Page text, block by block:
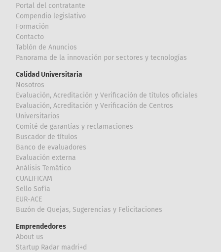
Portal del contratante
Compendio legislativo
Formación
Contacto
Tablón de Anuncios
Panorama de la innovación por sectores y tecnologías
Calidad Universitaria
Nosotros
Evaluación, Acreditación y Verificación de títulos oficiales
Evaluación, Acreditación y Verificación de Centros
Universitarios
Comité de garantías y reclamaciones
Buscador de títulos
Banco de evaluadores
Evaluación externa
Análisis Temático
CUALIFICAM
Sello Sofía
EUR-ACE
Buzón de Quejas, Sugerencias y Felicitaciones
Emprendedores
About us
Startup Radar madri+d